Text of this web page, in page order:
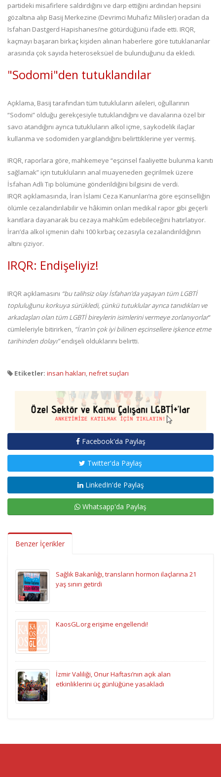
partideki misafirlere saldırdığını ve darp ettiğini ardından hepsini
gözaltına alıp Basij Merkezine (Devrimci Muhafız Milisler) oradan da
Isfahan Dastgerd Hapishanesi’ne götürdüğünü ifade etti. IRQR,
kaçmayı başaran birkaç kişiden alınan haberlere göre tutuklananlar
arasında çok sayıda heteroseksüel de bulunduğunu da ekledi.
"Sodomi"den tutuklandılar
Açıklama, Basij tarafından tüm tutukluların aileleri, oğullarının
“Sodomi” olduğu gerekçesiyle tutuklandığını ve davalarına özel bir
savcı atandığını ayrıca tutukluların alkol içme, saykodelik ilaçlar
kullanma ve sodomiden yargılandığını belirttiklerine yer vermiş.
IRQR, raporlara göre, mahkemeye “eşcinsel faaliyette bulunma kanıtı
sağlamak” için tutukluların anal muayeneden geçirilmek üzere
İsfahan Adli Tıp bölümüne gönderildiğini bilgisini de verdi.
IRQR açıklamasında, İran İslami Ceza Kanunları’na göre eşcinselliğin
ölümle cezalandırılabilir ve hâkimin onları medikal rapor gibi geçerli
kanıtlara dayanarak bu cezaya mahkûm edebileceğini hatırlatıyor.
İran’da alkol içmenin dahi 100 kırbaç cezasıyla cezalandırıldığının
altını çiziyor.
IRQR: Endişeliyiz!
IRQR açıklamasını “bu talihsiz olay İsfahan’da yaşayan tüm LGBTİ
topluluğunu korkuya sürükledi, çünkü tutuklular ayrıca tanıdıkları ve
arkadaşları olan tüm LGBTİ bireylerin isimlerini vermeye zorlanıyorlar”
cümleleriyle bitirirken, “İran’ın çok iyi bilinen eşcinsellere işkence etme
tarihinden dolayı”endişeli olduklarını belirtti.
Etiketler: insan hakları nefret suçları
Facebook'da Paylaş
Twitter'da Paylaş
LinkedIn'de Paylaş
Whatsapp'da Paylaş
Benzer İçerikler
Sağlık Bakanlığı, transların hormon ilaçlarına 21
yaş sınırı getirdi
KaosGL.org erişime engellendi!
İzmir Valiliği, Onur Haftası’nın açık alan
etkinliklerini üç günlüğüne yasakladı